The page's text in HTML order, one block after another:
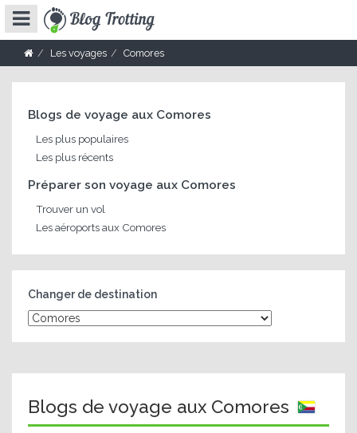
Les voyages Comores
Blogs de voyage aux Comores
Les plus populaires
Les plus récents
Préparer son voyage aux Comores
Trouver un vol
Les aéroports aux Comores
Changer de destination
Blogs de voyage aux Comores